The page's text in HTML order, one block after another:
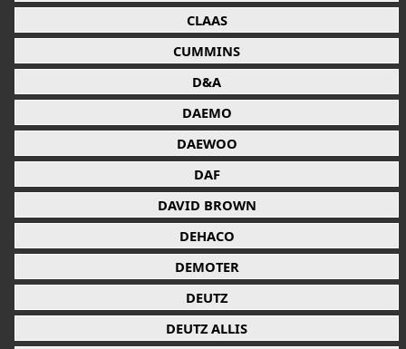
CLAAS
CUMMINS
D&A
DAEMO
DAEWOO
DAF
DAVID BROWN
DEHACO
DEMOTER
DEUTZ
DEUTZ ALLIS